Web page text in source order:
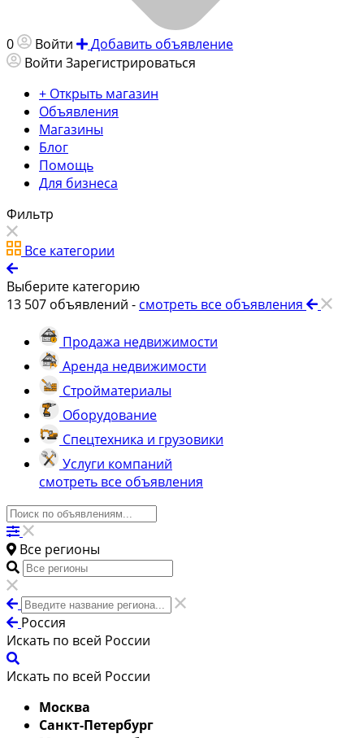
0 Войти
Добавить объявление
Войти Зарегистрироваться
+ Открыть магазин
Объявления
Магазины
Блог
Помощь
Для бизнеса
Фильтр
Все категории
Выберите категорию
13 507 объявлений - смотреть все объявления
Продажа недвижимости
Аренда недвижимости
Стройматериалы
Оборудование
Спецтехника и грузовики
Услуги компаний
смотреть все объявления
Все регионы
Россия
Искать по всей России
Искать по всей России
Москва
Санкт-Петербург